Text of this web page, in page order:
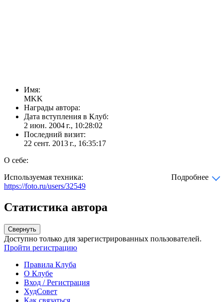
Имя:
MKK
Награды автора:
Дата вступления в Клуб:
2 июн. 2004 г., 10:28:02
Последний визит:
22 сент. 2013 г., 16:35:17
О себе:
Используемая техника:
Подробнее
https://foto.ru/users/32549
Статистика автора
Свернуть
Доступно только для зарегистрированных пользователей.
Пройти регистрацию
Правила Клуба
О Клубе
Вход / Регистрация
ХудСовет
Как связаться